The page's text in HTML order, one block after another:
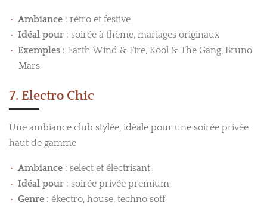
Ambiance : rétro et festive
Idéal pour: soirée à thème, mariages originaux
Exemples : Earth Wind & Fire, Kool & The Gang, Bruno
Mars
7. Electro Chic
Une ambiance club stylée, idéale pour une soirée privée
haut de gamme
Ambiance : select et électrisant
Idéal pour: soirée privée premium
Genre : ékectro, house, techno sotf